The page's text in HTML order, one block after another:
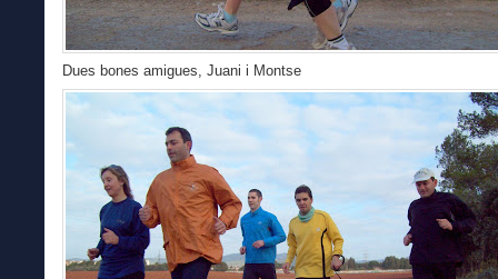
Dues bones amigues, Juani i Montse